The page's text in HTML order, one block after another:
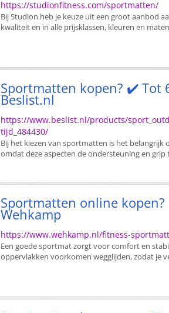
https://studionfitness.com/sportmatten/
Bij Studion heb je keuze uit een groot aanbod
kwaliteit en in alle prijsklassen, kleuren en
Sportmatten kopen? ✔️ Tot
Beslist.nl
https://www.beslist.nl/products/
tijd_484430/
Bij het kiezen van sportmatten is het
omdat deze aspecten de ondersteuning en grip
Sportmatten online
Wehkamp
https://www.wehkamp.nl/fitness-
Een goede sportmat zorgt voor comfort en
oppervlakken voorkomen wegglijden, zodat je